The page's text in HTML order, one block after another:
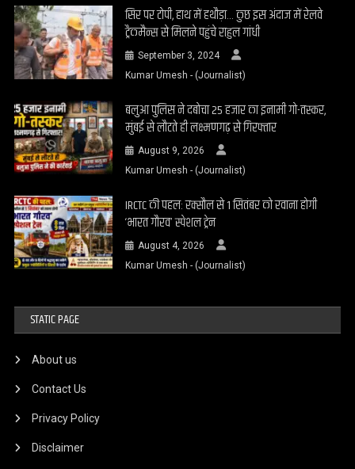
सिर पर टोपी, हाथ में हथौड़ा… कुछ इस अंदाज में रेलवे
ट्रैकमैन्स से मिलने पहुंचे राहुल गांधी
September 3, 2024
Kumar Umesh - (Journalist)
बलुआ पुलिस ने दबोचा 25 हजार का इनामी गो-तस्कर,
मुंबई से लौटते ही लक्ष्मणगढ़ से गिरफ्तार
August 9, 2026
Kumar Umesh - (Journalist)
IRCTC की पहल: रक्सौल से 1 सितंबर को रवाना होगी
‘भारत गौरव’ स्पेशल ट्रेन
August 4, 2026
Kumar Umesh - (Journalist)
STATIC PAGE
About us
Contact Us
Privacy Policy
Disclaimer